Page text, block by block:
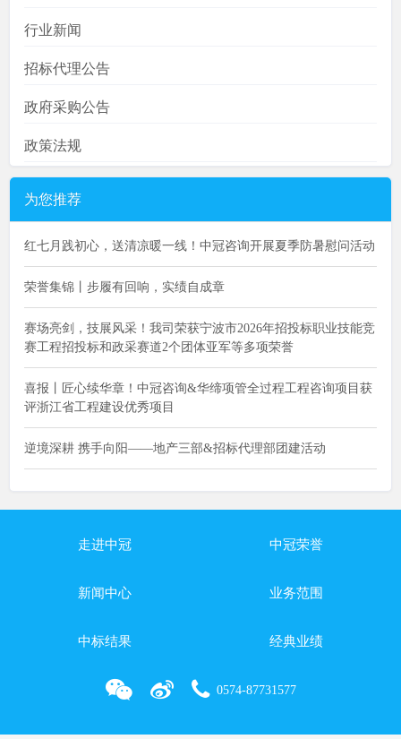
行业新闻
招标代理公告
政府采购公告
政策法规
为您推荐
红七月践初心，送清凉暖一线！中冠咨询开展夏季防暑慰问活动
荣誉集锦丨步履有回响，实绩自成章
赛场亮剑，技展风采！我司荣获宁波市2026年招投标职业技能竞
赛工程招投标和政采赛道2个团体亚军等多项荣誉
喜报丨匠心续华章！中冠咨询&华缔项管全过程工程咨询项目获
评浙江省工程建设优秀项目
逆境深耕 携手向阳——地产三部&招标代理部团建活动
走进中冠 中冠荣誉
新闻中心 业务范围
中标结果 经典业绩
0574-87731577